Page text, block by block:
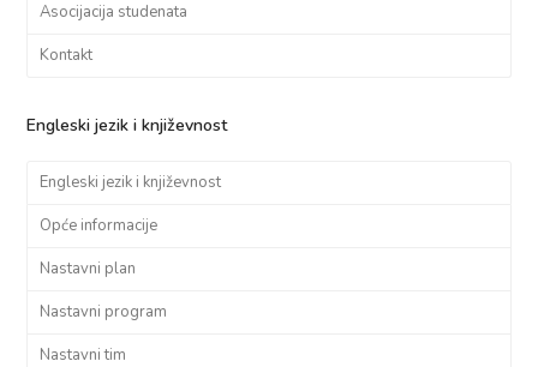
Asocijacija studenata
Kontakt
Engleski jezik i književnost
Engleski jezik i književnost
Opće informacije
Nastavni plan
Nastavni program
Nastavni tim